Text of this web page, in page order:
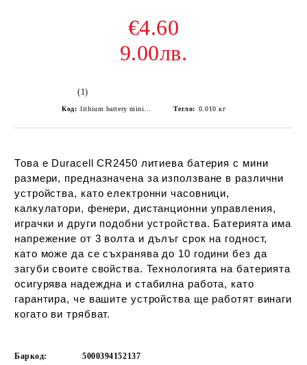
€4.60
9.00лв.
(1)
Код: Тегло: 0.010 кг
Това е Duracell CR2450 литиева батерия с мини
размери, предназначена за използване в различни
устройства, като електронни часовници,
калкулатори, фенери, дистанционни управления,
играчки и други подобни устройства. Батерията има
напрежение от 3 волта и дълъг срок на годност,
като може да се съхранява до 10 години без да
загуби своите свойства. Технологията на батерията
осигурява надеждна и стабилна работа, като
гарантира, че вашите устройства ще работят винаги
когато ви трябват.
Баркод:
5000394152137